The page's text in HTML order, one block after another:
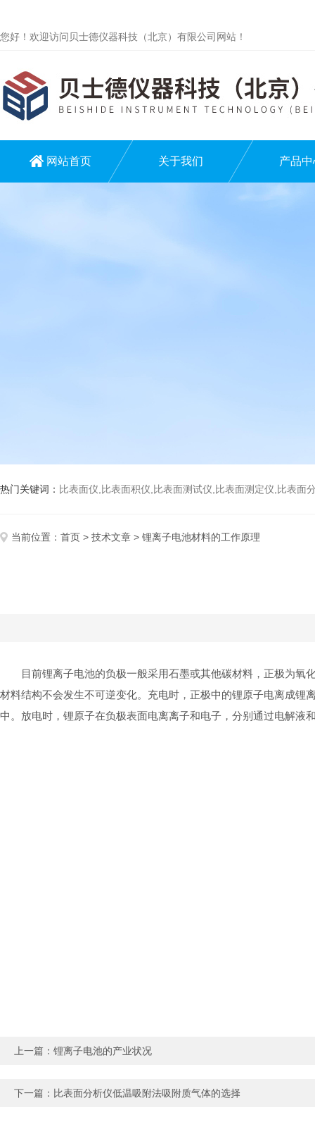
您好！欢迎访问贝士德仪器科技（北京）有限公司网站！
网站首页 关于我们 产品中
热门关键词： 比表面仪,比表面积仪,比表面测试仪,比表面测定仪,比表面分析仪,比表
当前位置： 首页 > 技术文章 > 锂离子电池材料的工作原理
目前锂离子电池的负极一般采用石墨或其他碳材料，正极为
材料结构不会发生不可逆变化。充电时，正极中的锂原子电离成
中。放电时，锂原子在负极表面电离离子和电子，分别通过电解
上一篇： 锂离子电池的产业状况
下一篇： 比表面分析仪低温吸附法吸附质气体的选择